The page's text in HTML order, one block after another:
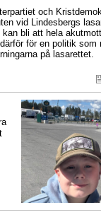
och
vid Lindesbergs
bli att hela
för en politik som
på lasarettet.